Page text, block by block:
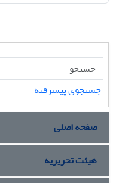
جستجوی پیشرفته
صفحه اصلی
هیئت تحریریه